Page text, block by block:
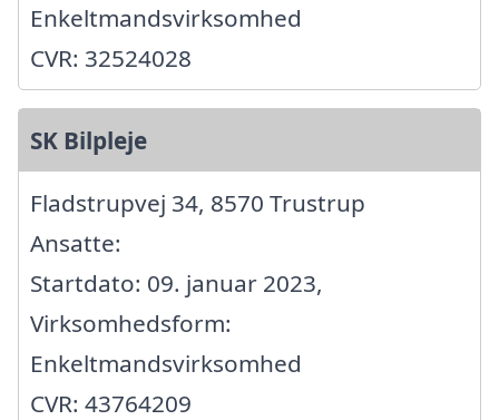
Enkeltmandsvirksomhed
CVR: 32524028
SK Bilpleje
Fladstrupvej 34, 8570 Trustrup
Ansatte:
Startdato: 09. januar 2023,
Virksomhedsform:
Enkeltmandsvirksomhed
CVR: 43764209